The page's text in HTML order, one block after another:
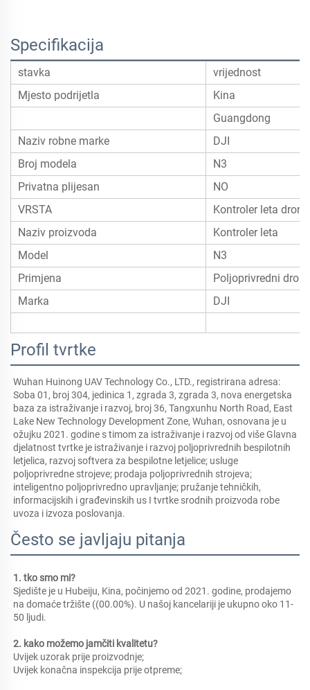
Specifikacija
stavka
vrijednost
Mjesto podrijetla
Kina
Guangdong
Naziv robne marke
DJI
Broj modela
N3
Privatna plijesan
NO
VRSTA
Kontroler leta drona
Naziv proizvoda
Kontroler leta
Model
N3
Primjena
Poljoprivredni dron
Marka
DJI
Profil tvrtke
Wuhan Huinong UAV Technology Co., LTD., registrirana adresa:
Soba 01, broj 304, jedinica 1, zgrada 3, zgrada 3, nova energetska
baza za istraživanje i razvoj, broj 36, Tangxunhu North Road, East
Lake New Technology Development Zone, Wuhan, osnovana je u
ožujku 2021. godine s timom za istraživanje i razvoj od više Glavna
djelatnost tvrtke je istraživanje i razvoj poljoprivrednih bespilotnih
letjelica, razvoj softvera za bespilotne letjelice; usluge
poljoprivredne strojeve; prodaja poljoprivrednih strojeva;
inteligentno poljoprivredno upravljanje; pružanje tehničkih,
informacijskih i građevinskih us I tvrtke srodnih proizvoda robe
uvoza i izvoza poslovanja.
Često se javljaju pitanja
1. tko smo mi?
Sjedište je u Hubeiju, Kina, počinjemo od 2021. godine, prodajemo
na domaće tržište ((00.00%). U našoj kancelariji je ukupno oko 11-
50 ljudi.
2. kako možemo jamčiti kvalitetu?
Uvijek uzorak prije proizvodnje;
Uvijek konačna inspekcija prije otpreme;